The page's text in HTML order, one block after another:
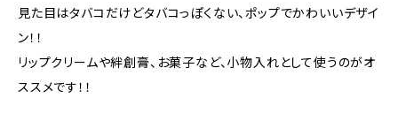
見た目はタバコだけどタバコっぽくない、ポップでかわいいデザイ
ン！！
リップクリームや絆創膏、お菓子など、小物入れとして使うのがオ
ススメです！！